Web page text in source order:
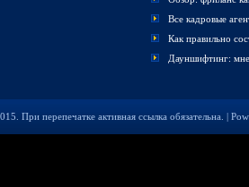
Все кадровые
Как правильно
Дауншифтинг:
При перепечатке активная ссылка обязательна. |